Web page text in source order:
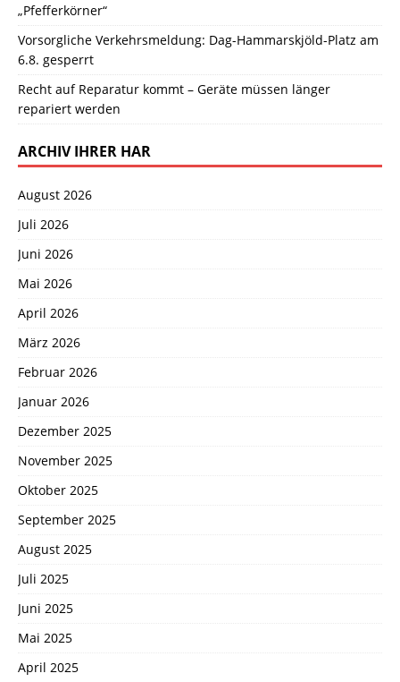
„Pfefferkörner“
Vorsorgliche Verkehrsmeldung: Dag-Hammarskjöld-Platz am
6.8. gesperrt
Recht auf Reparatur kommt – Geräte müssen länger
repariert werden
ARCHIV IHRER HAR
August 2026
Juli 2026
Juni 2026
Mai 2026
April 2026
März 2026
Februar 2026
Januar 2026
Dezember 2025
November 2025
Oktober 2025
September 2025
August 2025
Juli 2025
Juni 2025
Mai 2025
April 2025